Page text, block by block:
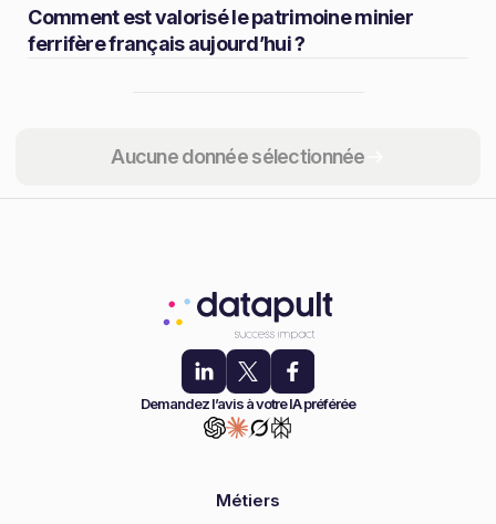
Aucune donnée sélectionnée
Comment est valorisé le patrimoine minier
ferrifère français aujourd’hui ?
Partager
Demandez l’avis à votre IA préférée
Métiers